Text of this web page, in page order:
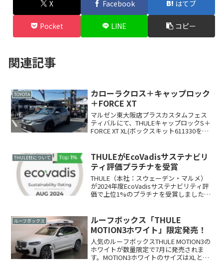
X
Facebook はてブ
Pocket LINE コピー
関連記事
TOYOTA
カローラクロス＋キャップロック
＋FORCE XT
マルゼン東大阪店プラスカスタムフェス
ティバルにて、THULEキャップロックS＋
FORCE XT XL(ボックスキット611330を利
はそのままでは底の凹凸があるため...
THULE社について
THULEがEcoVadisサステナビリ
ティ評価プラチナを受賞
THULE（本社：スウェーデン・マルメ）
が2024年度EcoVadisサステナビリティ評
価で上位1%のプラチナを受賞しました。
な製品の開発」「再生エネルギー比率の
向上...
ルーフボックス
ルーフボックス「THULE
MOTION3ホワイト」限定発売！
人気のルーフボックスTHULE MOTION3の
ホワイトが数量限定で7月に発売されま
す。MOTION3ホワイトのサイズはXLとXL